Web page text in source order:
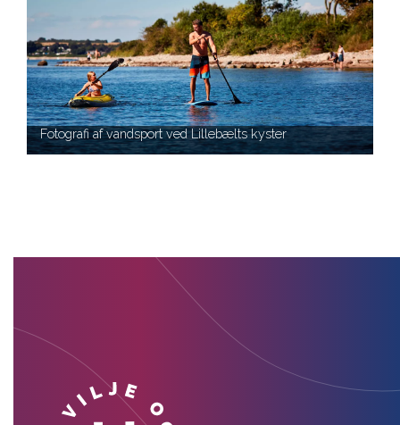
Fotografi af vandsport ved Lillebælts kyster